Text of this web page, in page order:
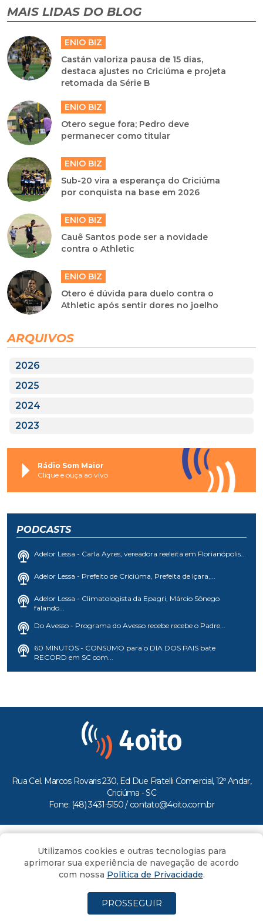
MAIS LIDAS DO BLOG
ENIO BIZ
Castán valoriza pausa de 15 dias,
destaca ajustes no Criciúma e projeta
retomada da Série B
ENIO BIZ
Otero segue fora; Pedro deve
permanecer como titular
ENIO BIZ
Sub-20 vira a esperança do Criciúma
por conquista na base em 2026
ENIO BIZ
Cauê Santos pode ser a novidade
contra o Athletic
ENIO BIZ
Otero é dúvida para duelo contra o
Athletic após sentir dores no joelho
ARQUIVOS
2026
2025
2024
2023
Rádio Som Maior
Clique e ouça ao vivo
PODCASTS
Adelor Lessa - Carla Ayres, vereadora reeleita em Florianópolis...
Adelor Lessa - Prefeito de Criciúma, Prefeita de Içara,...
Adelor Lessa - Climatologista da Epagri, Márcio Sônego
falando...
Do Avesso - Programa do Avesso recebe recebe o Padre...
60 MINUTOS - CONSUMO para o DIA DOS PAIS bate
RECORD em SC com...
Rua Cel. Marcos Rovaris 230, Ed Due Fratelli Comercial, 12º Andar,
Criciúma - SC
Fone: (48) 3431-5150 / contato@4oito.com.br
Todos os direitos reservados ao Portal 4oito
Utilizamos cookies e outras tecnologias para
aprimorar sua experiência de navegação de acordo
com nossa Política de Privacidade.
PROSSEGUIR